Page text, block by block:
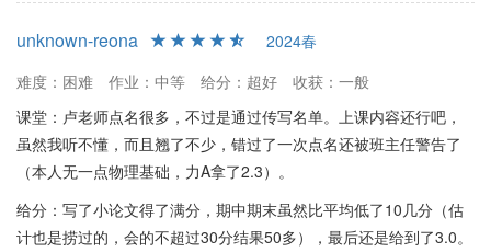
unknown-reona
2024春
难度：困难
作业：中等 给分：超好
收获：一般
课堂：卢老师点名很多，不过是通过传写名单。上课内容还行吧，
虽然我听不懂，而且翘了不少，错过了一次点名还被班主任警告了
（本人无一点物理基础，力A拿了2.3）。
给分：写了小论文得了满分，期中期末虽然比平均低了10几分（估
计也是捞过的，会的不超过30分结果50多），最后还是给到了3.0。